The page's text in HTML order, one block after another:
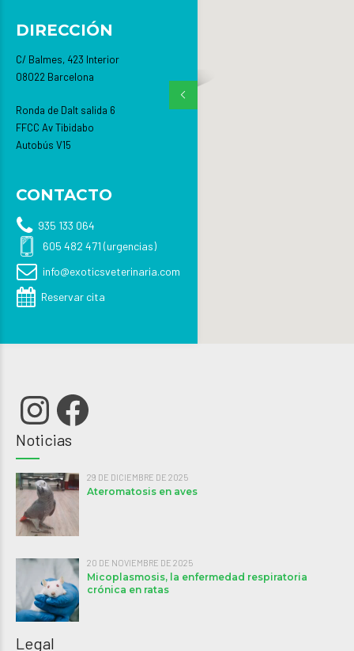
DIRECCIÓN
C/ Balmes, 423 Interior
08022 Barcelona
Ronda de Dalt salida 6
FFCC Av Tibidabo
Autobús V15
CONTACTO
935 133 064
605 482 471 (urgencias)
info@exoticsveterinaria.com
Reservar cita
Instagram
Facebook
Noticias
29 DE DICIEMBRE DE 2025
Ateromatosis en aves
20 DE NOVIEMBRE DE 2025
Micoplasmosis, la enfermedad respiratoria
crónica en ratas
Legal